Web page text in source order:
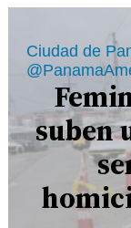
Ciudad de
suben